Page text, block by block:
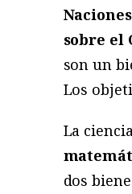
sobre el
son un
Los
La
dos